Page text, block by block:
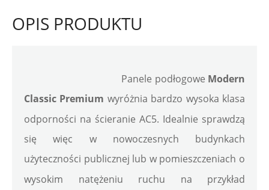
OPIS PRODUKTU
Panele podłogowe Modern
Classic Premium wyróżnia bardzo wysoka klasa
odporności na ścieranie AC5. Idealnie sprawdzą
się więc w nowoczesnych budynkach
użyteczności publicznej lub w pomieszczeniach o
wysokim natężeniu ruchu na przykład